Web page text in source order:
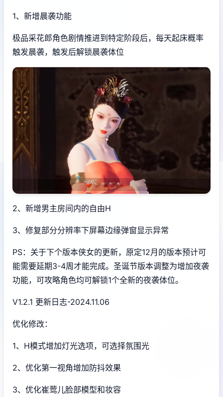
1、新增晨袭功能
极品采花郎角色剧情推进到特定阶段后，每天起床概率
触发晨袭，触发后解锁晨袭体位
2、新增男主房间内的自由H
3、修复部分分辨率下屏幕边缘弹窗显示异常
PS：关于下个版本侠女的更新，原定12月的版本预计可
能需要延期3-4周才能完成。圣诞节版本调整为增加夜袭
功能，可攻略角色均可解锁1个全新的夜袭体位。
V1.2.1 更新日志-2024.11.06
优化修改：
1、H模式增加灯光选项，可选择氛围光
2、优化第一视角增加防抖效果
3、优化崔莺儿脸部模型和妆容